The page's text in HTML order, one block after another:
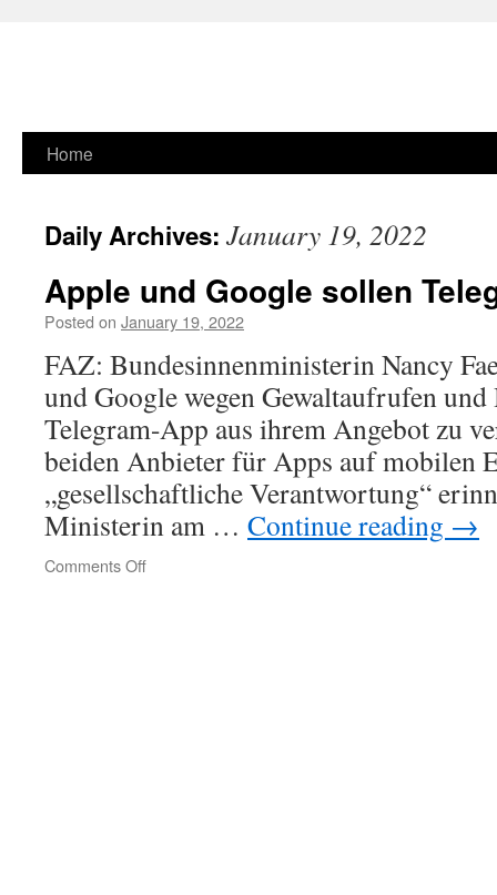
Skip
content
Home
Daily Archives: January 19, 2022
Apple und Google sollen
Posted on January 19, 2022
FAZ: Bundesinnenministerin Nancy
und Google wegen Gewaltaufrufen
Telegram-App aus ihrem Angebot zu
beiden Anbieter für Apps auf mobilen
„gesellschaftliche Verantwortung“
Ministerin am … Continue reading →
Comments Offon